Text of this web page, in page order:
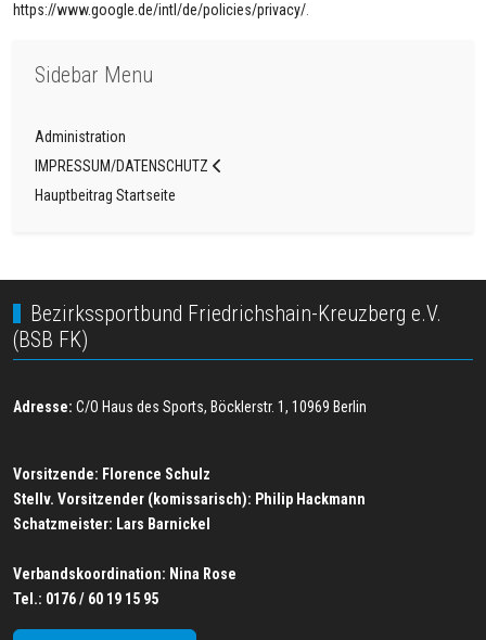
https://www.google.de/intl/de/policies/privacy/.
Sidebar Menu
Administration
IMPRESSUM/DATENSCHUTZ
Hauptbeitrag Startseite
Bezirkssportbund Friedrichshain-Kreuzberg e.V.
(BSB FK)
Adresse: C/O Haus des Sports, Böcklerstr. 1, 10969 Berlin
Vorsitzende: Florence Schulz
Stellv. Vorsitzender (komissarisch): Philip Hackmann
Schatzmeister: Lars Barnickel
Verbandskoordination: Nina Rose
Tel.: 0176 / 60 19 15 95